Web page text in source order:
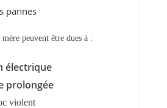
pannes
peuvent être dues à :
électrique
prolongée
violent